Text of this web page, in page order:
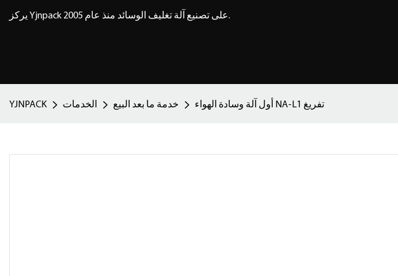
يركز Yjnpack على تصنيع آلة تغليف الوسائد منذ عام 2005.
YJNPACK الخدمات خدمة ما بعد البيع أول آلة وسادة الهواء NA-L1 تفريغ